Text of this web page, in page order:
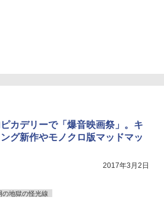
カデリーで「爆音映画祭」。キ
グ新作やモノクロ版マッドマッ
2017年3月2日
の地獄の怪光線